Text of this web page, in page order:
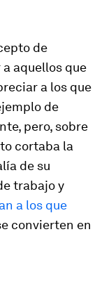
de
aquellos que
a los que
de
pero, sobre
cortaba la
de su
trabajo y
a los que
convierten en